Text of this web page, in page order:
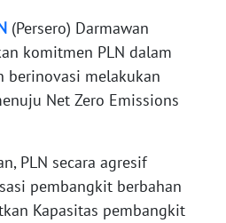
(Persero) Darmawan
komitmen PLN dalam
berinovasi melakukan
Net Zero Emissions
PLN secara agresif
pembangkit berbahan
Kapasitas pembangkit